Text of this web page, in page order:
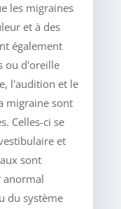
les migraines
et à des
également
ou d'oreille
l'audition et le
migraine sont
Celles-ci se
et
sont
anormal
du système